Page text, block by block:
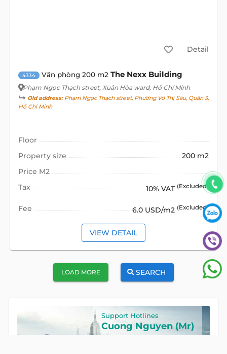
Detail
4334 Văn phòng 200 m2 The Nexx Building
Phạm Ngọc Thạch street, Xuân Hòa ward, Hồ Chí Minh
Old address:Phạm Ngọc Thạch street, Phường Võ Thị Sáu, Quận 3,
Hồ Chí Minh
Floor
Property size
200 m2
Price M2
Tax
10% VAT (Excluded)
Fee 6.0 USD/m2 (Excluded)
VIEW DETAIL
LOAD MORE SEARCH
Support Hotlines
Cuong Nguyen (Mr)